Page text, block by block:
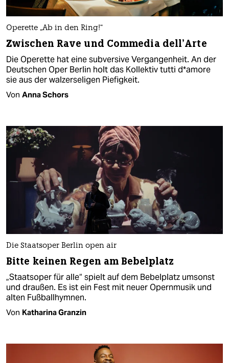
Operette „Ab in den Ring!“
Zwischen Rave und Commedia dell’Arte
Die Operette hat eine subversive Vergangenheit. An der
Deutschen Oper Berlin holt das Kollektiv tutti d*a­mo­re
sie aus der walzerseligen Piefigkeit.
Von Anna Schors
Die Staatsoper Berlin open air
Bitte keinen Regen am Bebelplatz
„Staatsoper für alle“ spielt auf dem Bebelplatz umsonst
und draußen. Es ist ein Fest mit neuer Opernmusik und
alten Fußballhymnen.
Von Katharina Granzin